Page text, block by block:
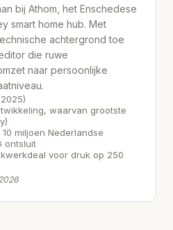
bij Athom, het Enschedese
smart home hub. Met
achtergrond toe
die ruwe
naar persoonlijke
waarvan grootste
miljoen Nederlandse
ontsluit
voor druk op 250